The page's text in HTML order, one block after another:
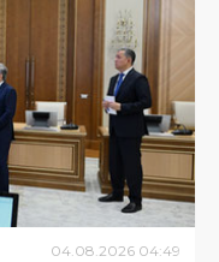
04 08 2026 04:49